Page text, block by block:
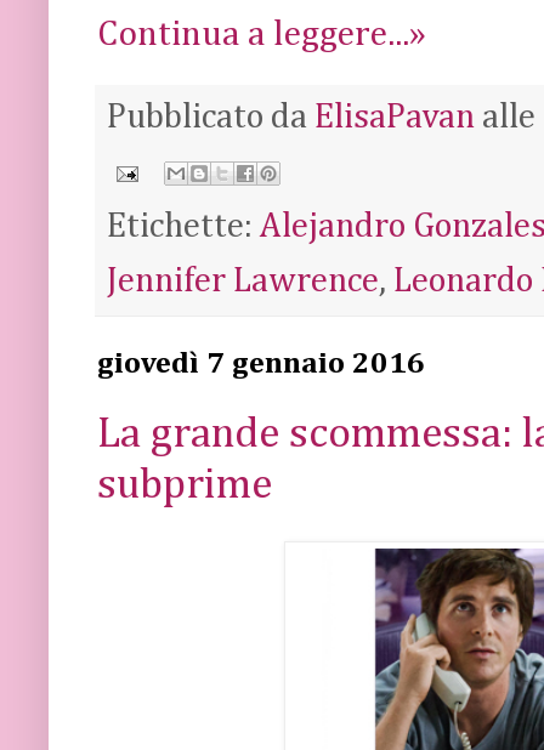
Continua a leggere...»
Pubblicato da ElisaPavan alle
Etichette:Alejandro
Jennifer Lawrence, Leonardo
giovedì 7 gennaio 2016
La grande scommessa:
subprime